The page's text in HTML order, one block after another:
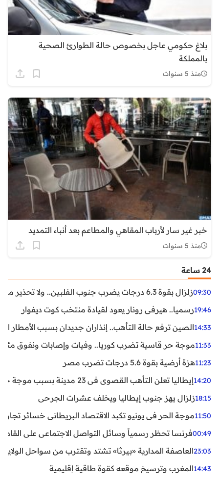
بلاغ حكومي عاجل بخصوص حالة الطوارئ الصحية
بالمملكة
منذ 5 سنوات
خبر غير سار لأرباب المقاهي والمطاعم بعد أنباء التمديد
منذ 5 سنوات
24 ساعة
09:30زلزال بقوة 6.3 درجات يضرب جنوب الفلبين.. ولا تحذير من تسونامي حتى الآن
19:46رسميا.. هيرفي رونار يعود لقيادة منتخب كوت ديفوار
14:33الصين ترفع حالة التأهب.. إنذاران جديدان بسبب الأمطار
11:33موجة حر قاسية تضرب كوريا.. وفيات وإصابات ونفوق مئات
11:23هزة أرضية بقوة 5.6 درجات تضرب مصر
14:20إيطاليا تعلن التأهب القصوى في 23 مدينة بسبب موجة حر شديدة
18:15زلزال يهز جنوب إيطاليا ويخلف عشرات الجرحى
11:50موجة الحر في يونيو تكبد الاقتصاد البريطاني خسائر تجاوزت 1.5 مليار
00:49فرنسا تحظر رسمياً وسائل التواصل الاجتماعي على القاصرين
23:03العاصفة المدارية «بيرثا» تشتد وتقترب من سواحل
14:43المغرب وترسيخ موقعه كقوة طاقية إقليمية